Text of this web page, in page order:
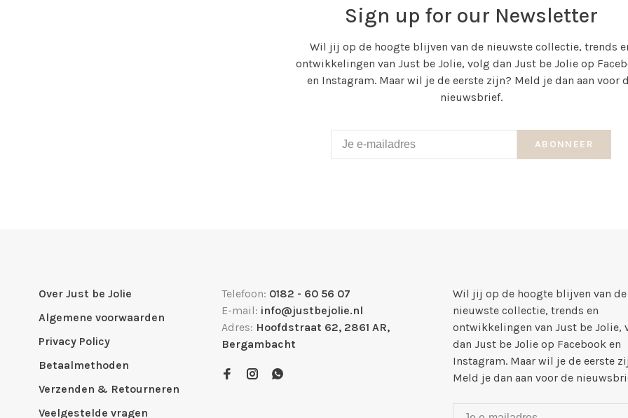
Sign up for our Newsletter
Wil jij op de hoogte blijven van de nieuwste collectie, trends
ontwikkelingen van Just be Jolie, volg dan Just be Jolie op
en Instagram. Maar wil je de eerste zijn? Meld je dan aan voor
nieuwsbrief.
ABONNEER
Over Just be Jolie
Algemene voorwaarden
Privacy Policy
Betaalmethoden
Verzenden & Retourneren
Veelgestelde vragen
Telefoon: 0182 - 60 56 07
E-mail: info@justbejolie.nl
Adres: Hoofdstraat 62, 2861 AR,
Bergambacht
Wil jij op de hoogte blijven van de
nieuwste collectie, trends en
ontwikkelingen van Just be Jolie,
dan Just be Jolie op Facebook en
Instagram. Maar wil je de eerste
Meld je dan aan voor de